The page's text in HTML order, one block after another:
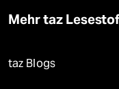
Mehr taz
taz Blogs